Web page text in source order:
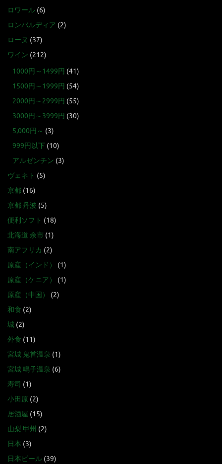
ロワール (6)
ロンバルディア (2)
ローヌ (37)
ワイン (212)
1000円～1499円 (41)
1500円～1999円 (54)
2000円～2999円 (55)
3000円～3999円 (30)
5,000円～ (3)
999円以下 (10)
アルゼンチン (3)
ヴェネト (5)
京都 (16)
京都 丹波 (5)
便利ソフト (18)
北海道 余市 (1)
南アフリカ (2)
原産（インド）
(1)
原産（ケニア）
(1)
原産（中国）
(2)
和食 (2)
城 (2)
外食 (11)
宮城 鬼首温泉 (1)
宮城 鳴子温泉 (6)
寿司 (1)
小田原 (2)
居酒屋 (15)
山梨 甲州 (2)
日本 (3)
日本ビール (39)